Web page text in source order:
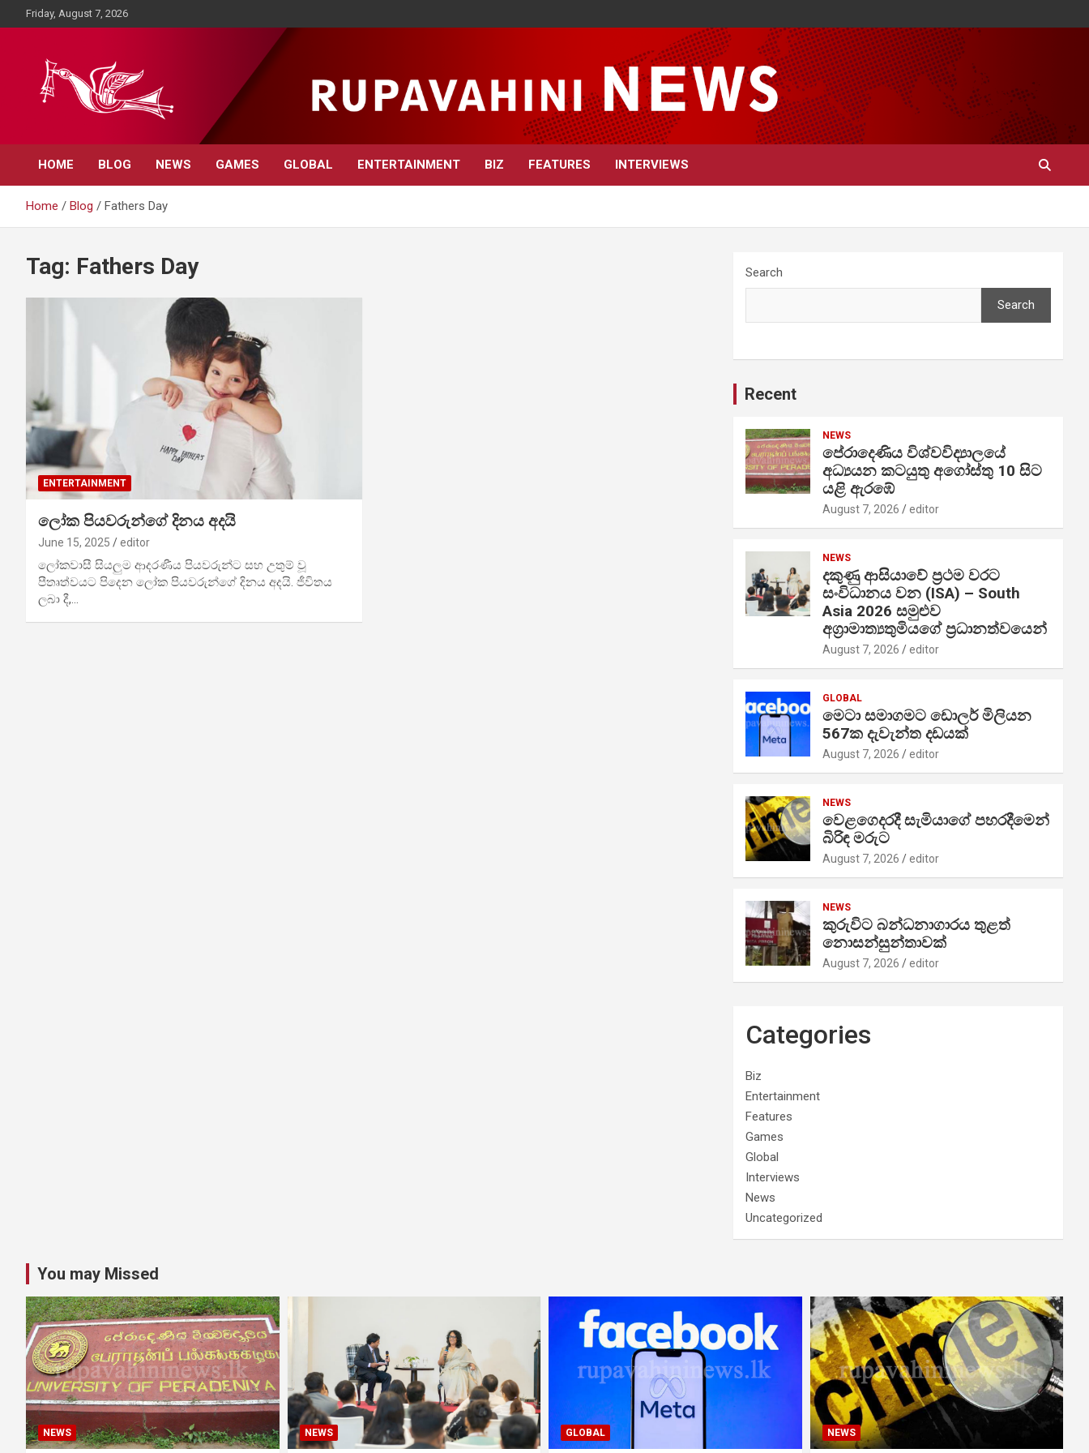
to
Friday, August 7, 2026
Rupavahini News
HOME BLOG NEWS GAMES GLOBAL ENTERTAINMENT BIZ FEATURES INTERVIEWS
Home Blog Fathers Day
Tag: Fathers Day
ENTERTAINMENT
ලෝක පියවරුන්ගේ දිනය අදයි
June 15, 2025 editor
ලෝකවාසී සියලුම ආදරණීය පියවරුන්ට සහ උතුම් වූ
පීතෘත්වයට පිදෙන ලෝක පියවරුන්ගේ දිනය අදයි. ජීවිතය
ලබා දී,…
Search
Search
Recent
NEWS
පේරාදෙණිය විශ්වවිද්‍යාලයේ
අධ්‍යයන කටයුතු අගෝස්තු 10 සිට
යළි ඇරඹේ
August 7, 2026 editor
NEWS
දකුණු ආසියාවේ ප්‍රථම වරට
සංවිධානය වන (ISA) – South
Asia 2026 සමුළුව
අග්‍රාමාත්‍යතුමියගේ ප්‍රධානත්වයෙන්
August 7, 2026 editor
GLOBAL
මෙටා සමාගමට ඩොලර් මිලියන
567ක දැවැන්ත දඩයක්
August 7, 2026 editor
NEWS
වෙළගෙදරදී සැමියාගේ පහරදීමෙන්
බිරිඳ මරුට
August 7, 2026 editor
NEWS
කුරුවිට බන්ධනාගාරය තුළත්
නොසන්සුන්තාවක්
August 7, 2026 editor
Categories
Biz
Entertainment
Features
Games
Global
Interviews
News
Uncategorized
You may Missed
NEWS NEWS GLOBAL NEWS